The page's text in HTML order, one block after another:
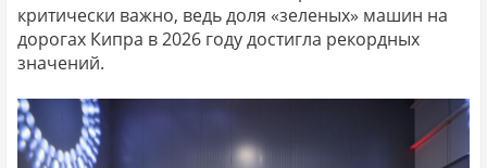
критически важно, ведь доля «зеленых» машин на
дорогах Кипра в 2026 году достигла рекордных
значений.